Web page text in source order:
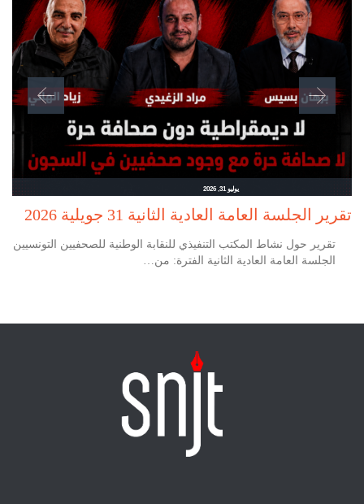
يوليو 31, 2026
تقرير الجلسة العامة العادية الثانية 31 جويلية 2026
تقرير حول نشاط المكتب التنفيذي للنقابة الوطنية للصحفيين التونسيين
الجلسة العامة العادية الثانية الفترة: من…